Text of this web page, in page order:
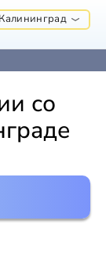
Калининград
со